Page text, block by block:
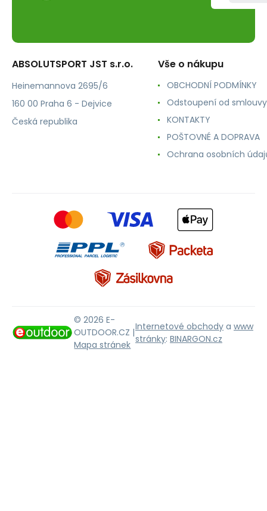
ABSOLUTSPORT JST s.r.o.
Heinemannova 2695/6
160 00 Praha 6 - Dejvice
Česká republika
Vše o nákupu
OBCHODNÍ PODMÍNKY
Odstoupení od smlouvy
KONTAKTY
POŠTOVNÉ A DOPRAVA
Ochrana osobních
© 2026 E-
OUTDOOR.CZ |
Mapa stránek
Internetové obchody a www
stránky: BINARGON.cz